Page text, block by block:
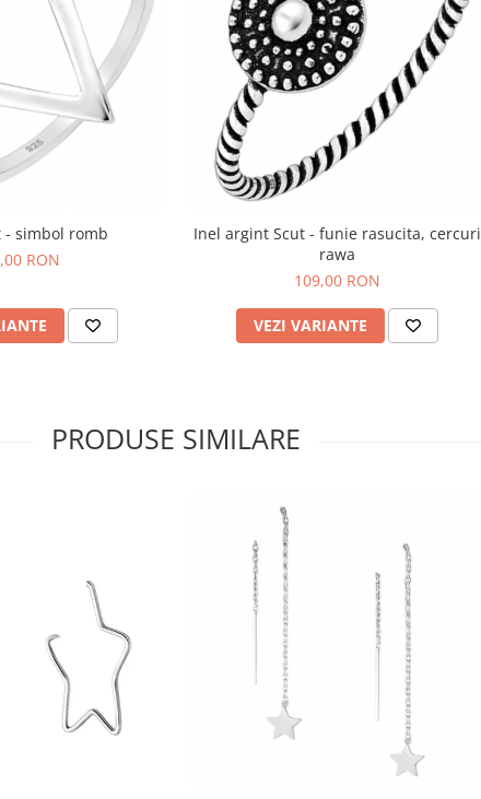
- simbol romb
RON
Inel argint Scut - funie rasucita, cercuri
rawa
109,00 RON
VEZI VARIANTE
PRODUSE SIMILARE